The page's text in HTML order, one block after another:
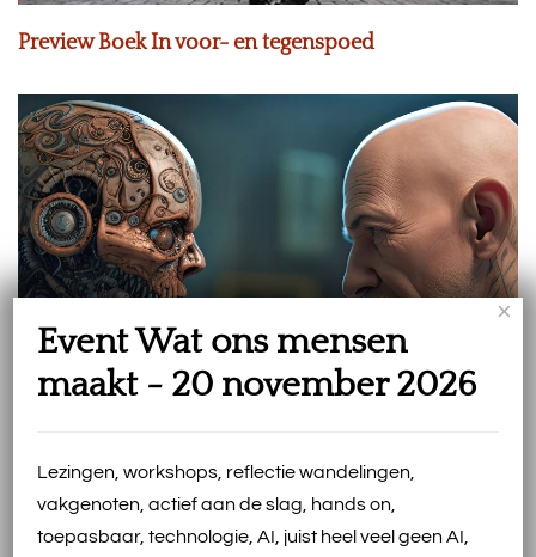
Preview Boek In voor- en tegenspoed
Event Wat ons mensen maakt 20 november
Burgers’ Bush
×
Event Wat ons mensen
maakt - 20 november 2026
Lezingen, workshops, reflectie wandelingen,
vakgenoten, actief aan de slag, hands on,
toepasbaar, technologie, AI, juist heel veel geen AI,